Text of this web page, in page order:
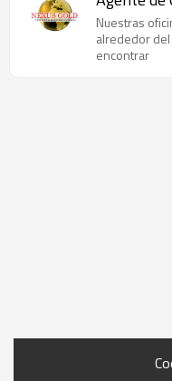
Nuestras
alrededor
encontrar